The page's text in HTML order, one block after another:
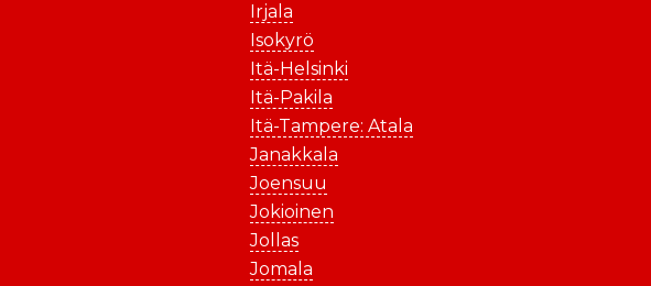
Irjala
Isokyrö
Itä-Helsinki
Itä-Pakila
Itä-Tampere: Atala
Janakkala
Joensuu
Jokioinen
Jollas
Jomala